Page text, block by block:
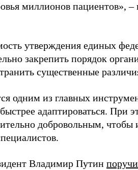
миллионов пациентов», –
утверждения единых
закрепить порядок
существенные
одним из главных
адаптироваться. При
добровольным, чтобы
Владимир Путин